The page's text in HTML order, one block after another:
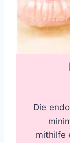
Die
mithilfe